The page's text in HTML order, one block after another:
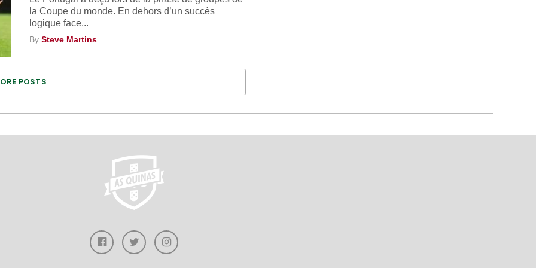
la Coupe du monde. En dehors d’un succès
logique face...
BySteve Martins
POSTS